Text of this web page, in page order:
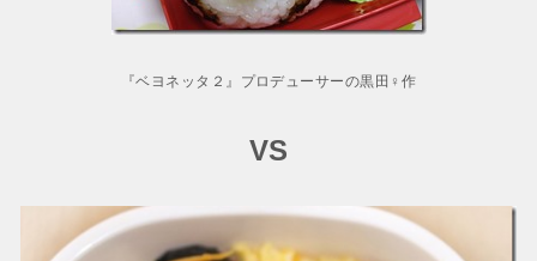
『ベヨネッタ２』プロデューサーの黒田♀作
VS